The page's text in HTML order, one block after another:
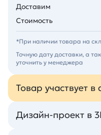
Доставим
Стоимость
*При наличии товара на
Точную дату доставки, а
уточнить у менеджера
Товар участвует в
Дизайн-проект в